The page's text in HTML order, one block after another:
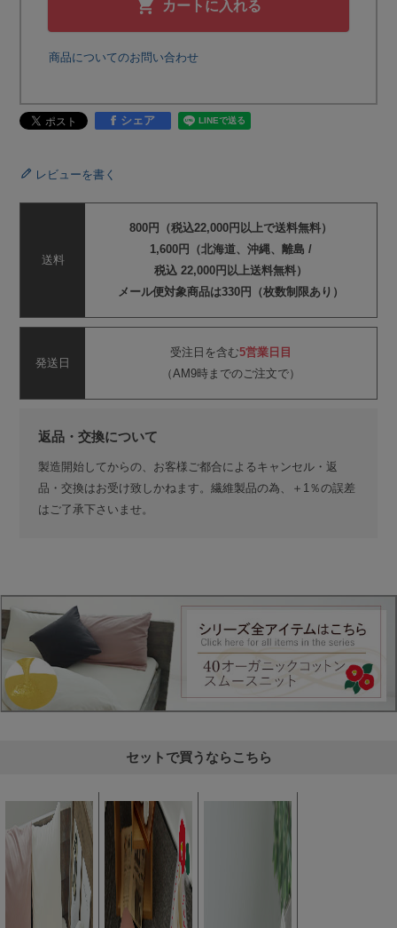
カートに入れる
商品についてのお問い合わせ
シェア
レビューを書く
送料
800円（税込22,000円以上で送料無料）
1,600円（北海道、沖縄、離島 /
税込 22,000円以上送料無料）
メール便対象商品は330円（枚数制限あり）
発送日
受注日を含む5営業日目
（AM9時までのご注文で）
返品・交換について
製造開始してからの、お客様ご都合によるキャンセル・返
品・交換はお受け致しかねます。繊維製品の為、＋1％の誤差
はご了承下さいませ。
セットで買うならこちら